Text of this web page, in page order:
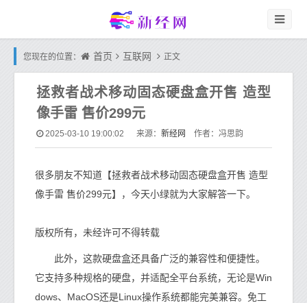
您现在的位置： 首页 互联网 正文
拯救者战术移动固态硬盘盒开售 造型
像手雷 售价299元
2025-03-10 19:00:02 来源： 新经网 作者：冯思韵
很多朋友不知道【拯救者战术移动固态硬盘盒开售 造型
像手雷 售价299元】，今天小绿就为大家解答一下。
版权所有，未经许可不得转载
此外，这款硬盘盒还具备广泛的兼容性和便捷性。
它支持多种规格的硬盘，并适配全平台系统，无论是Win
dows、MacOS还是Linux操作系统都能完美兼容。免工